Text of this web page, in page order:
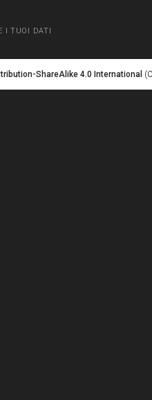
I TUOI DATI
ShareAlike 4.0 International